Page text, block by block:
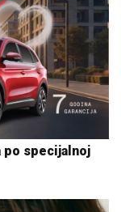
po specijalnoj